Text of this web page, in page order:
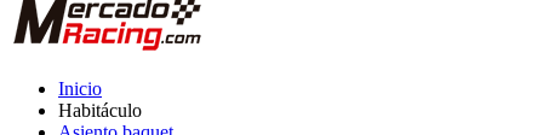
Habitáculo
Asiento baquet
Semibaquets sparco torino 2